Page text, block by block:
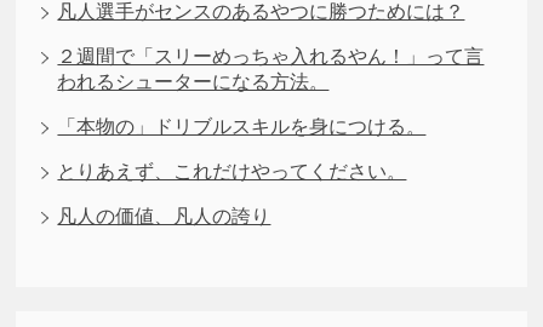
凡人選手がセンスのあるやつに勝つためには？
２週間で「スリーめっちゃ入れるやん！」って言
われるシューターになる方法。
「本物の」ドリブルスキルを身につける。
とりあえず、これだけやってください。
凡人の価値、凡人の誇り